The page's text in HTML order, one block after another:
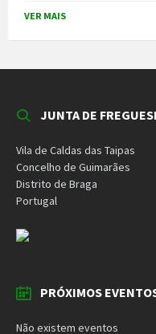
VER MAIS
JUNTA DE
Vila de Caldas das Taipas
Concelho de Guimarães
Distrito de Braga
Portugal
PRÓXIMOS
Não existem eventos